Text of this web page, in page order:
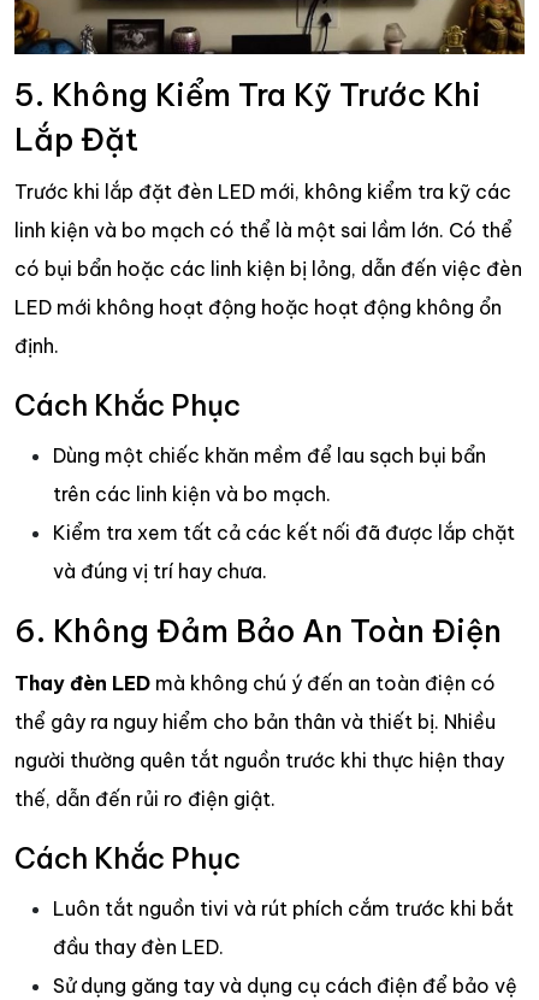
5. Không Kiểm Tra Kỹ Trước Khi
Lắp Đặt
Trước khi lắp đặt đèn LED mới, không kiểm tra kỹ các
linh kiện và bo mạch có thể là một sai lầm lớn. Có thể
có bụi bẩn hoặc các linh kiện bị lỏng, dẫn đến việc đèn
LED mới không hoạt động hoặc hoạt động không ổn
định.
Cách Khắc Phục
Dùng một chiếc khăn mềm để lau sạch bụi bẩn
trên các linh kiện và bo mạch.
Kiểm tra xem tất cả các kết nối đã được lắp chặt
và đúng vị trí hay chưa.
6. Không Đảm Bảo An Toàn Điện
Thay đèn LED mà không chú ý đến an toàn điện có
thể gây ra nguy hiểm cho bản thân và thiết bị. Nhiều
người thường quên tắt nguồn trước khi thực hiện thay
thế, dẫn đến rủi ro điện giật.
Cách Khắc Phục
Luôn tắt nguồn tivi và rút phích cắm trước khi bắt
đầu thay đèn LED.
Sử dụng găng tay và dụng cụ cách điện để bảo vệ